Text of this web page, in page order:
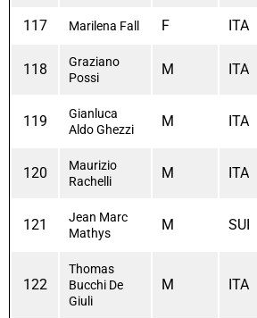
117 Marilena Fall F ITA
118
Graziano
Possi
M ITA
119
Gianluca
Aldo Ghezzi
M ITA
120
Maurizio
Rachelli
M ITA
121
Jean Marc
Mathys
M SUI
122
Thomas
Bucchi De
Giuli
M ITA